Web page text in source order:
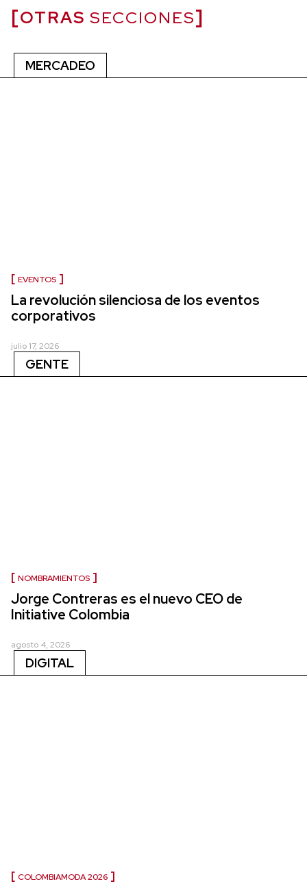
OTRAS SECCIONES
MERCADEO
EVENTOS
La revolución silenciosa de los eventos
corporativos
julio 17, 2026
GENTE
NOMBRAMIENTOS
Jorge Contreras es el nuevo CEO de
Initiative Colombia
agosto 4, 2026
DIGITAL
COLOMBIAMODA 2026